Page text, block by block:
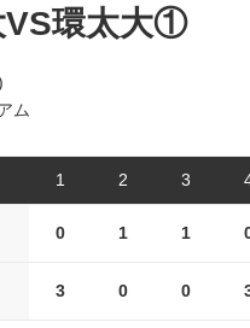
VS環太大①
ム
1 2 3
0 1 1
3 0 0